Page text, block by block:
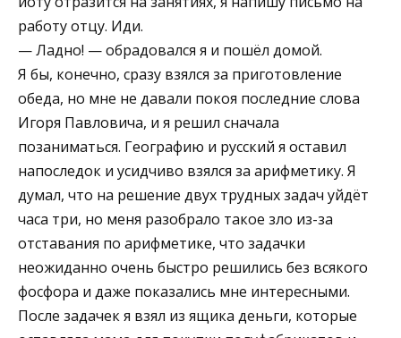
работу отцу. Иди.
— Ладно! — обрадовался я и пошёл домой.
Я бы, конечно, сразу взялся за приготовление
обеда, но мне не давали покоя последние слова
Игоря Павловича, и я решил сначала
позаниматься. Географию и русский я оставил
напоследок и усидчиво взялся за арифметику. Я
думал, что на решение двух трудных задач уйдёт
часа три, но меня разобрало такое зло из-за
отставания по арифметике, что задачки
неожиданно очень быстро решились без всякого
фосфора и даже показались мне интересными.
После задачек я взял из ящика деньги, которые